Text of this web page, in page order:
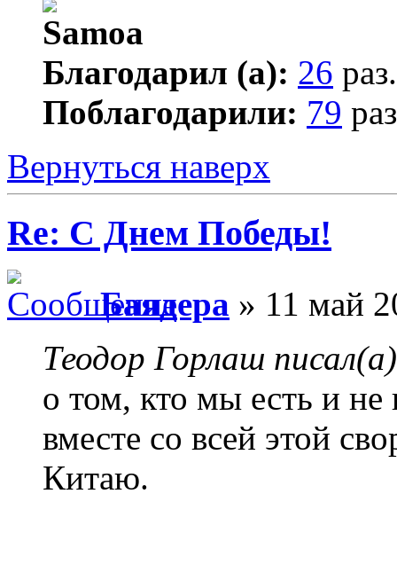
Благодарил (а): 26 раз.
Поблагодарили: 79
Вернуться наверх
Re: С Днем Победы!
Баядера » 11 май
Теодор Горлаш
о том, кто мы есть и
вместе со всей этой
Китаю.